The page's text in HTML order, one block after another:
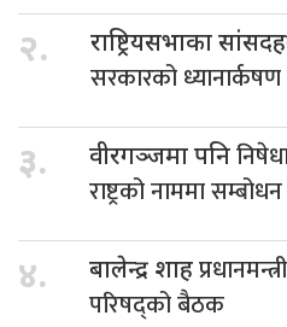
२. राष्ट्रियसभाका
सरकारको
३. वीरगञ्जमा पनि
राष्ट्रको नाममा
४. बालेन्द्र शाह
परिषद्को बैठक